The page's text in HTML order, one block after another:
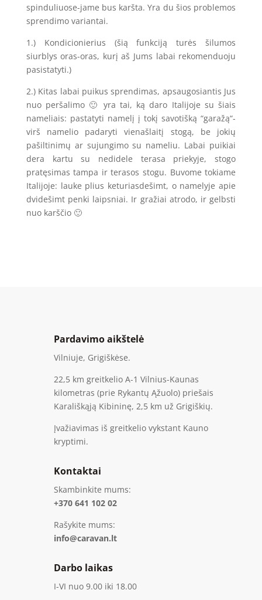
spinduliuose-jame bus karšta. Yra du šios problemos
sprendimo variantai.
1.) Kondicionierius (šią funkciją turės šilumos
siurblys oras-oras, kurį aš Jums labai rekomenduoju
pasistatyti.)
2.) Kitas labai puikus sprendimas, apsaugosiantis Jus
nuo peršalimo 🙂 yra tai, ką daro Italijoje su šiais
nameliais: pastatyti namelį į tokį savotišką “garažą“-
virš namelio padaryti vienašlaitį stogą, be jokių
pašiltinimų ar sujungimo su nameliu. Labai puikiai
dera kartu su nedidele terasa priekyje, stogo
pratęsimas tampa ir terasos stogu. Buvome tokiame
Italijoje: lauke plius keturiasdešimt, o namelyje apie
dvidešimt penki laipsniai. Ir gražiai atrodo, ir gelbsti
nuo karščio 🙂
Pardavimo aikštelė
Vilniuje, Grigiškėse.
22,5 km greitkelio A-1 Vilnius-Kaunas
kilometras (prie Rykantų Ąžuolo) priešais
Karališkąją Kibininę, 2,5 km už Grigiškių.
Įvažiavimas iš greitkelio vykstant Kauno
kryptimi.
Kontaktai
Skambinkite mums:
+370 641 102 02
Rašykite mums:
info@caravan.lt
Darbo laikas
I-VI nuo 9.00 iki 18.00